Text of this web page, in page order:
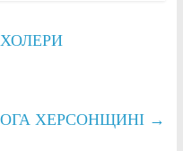
ХЕРСОНЩИНІ →